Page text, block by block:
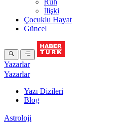
Ruh
İlişki
Çocuklu Hayat
Güncel
Yazarlar
Yazarlar
Yazı Dizileri
Blog
Astroloji